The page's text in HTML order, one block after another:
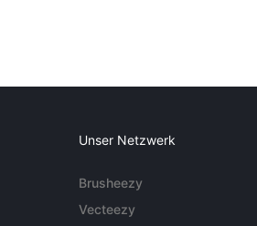
Unser Netzwerk
Brusheezy
Vecteezy